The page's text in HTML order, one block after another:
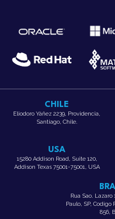
CHILE
Eliodoro Yáñez 2239, Providencia,
Santiago, Chile.
USA
15280 Addison Road, Suite 120,
Addison Texas 75001-75001, USA
Rua Sao. Lazaro
Paulo, SP, Codigo
856,